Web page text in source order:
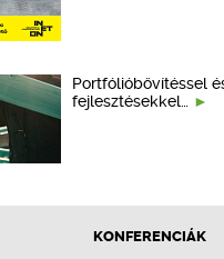
Portfólióbővítéssel
fejlesztésekkel…
KONFERENCIÁK